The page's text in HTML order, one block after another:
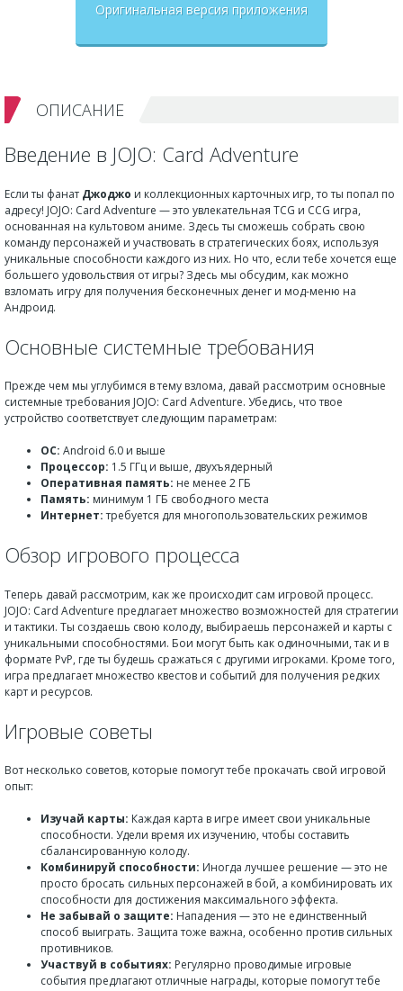
Оригинальная версия приложения
ОПИСАНИЕ
Введение в JOJO: Card Adventure
Если ты фанат Джоджо и коллекционных карточных игр, то ты попал по
адресу! JOJO: Card Adventure — это увлекательная TCG и CCG игра,
основанная на культовом аниме. Здесь ты сможешь собрать свою
команду персонажей и участвовать в стратегических боях, используя
уникальные способности каждого из них. Но что, если тебе хочется еще
большего удовольствия от игры? Здесь мы обсудим, как можно
взломать игру для получения бесконечных денег и мод-меню на
Андроид.
Основные системные требования
Прежде чем мы углубимся в тему взлома, давай рассмотрим основные
системные требования JOJO: Card Adventure. Убедись, что твое
устройство соответствует следующим параметрам:
ОС: Android 6.0 и выше
Процессор: 1.5 ГГц и выше, двухъядерный
Оперативная память: не менее 2 ГБ
Память: минимум 1 ГБ свободного места
Интернет:требуется для многопользовательских режимов
Обзор игрового процесса
Теперь давай рассмотрим, как же происходит сам игровой процесс.
JOJO: Card Adventure предлагает множество возможностей для стратегии
и тактики. Ты создаешь свою колоду, выбираешь персонажей и карты с
уникальными способностями. Бои могут быть как одиночными, так и в
формате PvP, где ты будешь сражаться с другими игроками. Кроме того,
игра предлагает множество квестов и событий для получения редких
карт и ресурсов.
Игровые советы
Вот несколько советов, которые помогут тебе прокачать свой игровой
опыт:
Изучай карты: Каждая карта в игре имеет свои уникальные
способности. Удели время их изучению, чтобы составить
сбалансированную колоду.
Комбинируй способности: Иногда лучшее решение — это не
просто бросать сильных персонажей в бой, а комбинировать их
способности для достижения максимального эффекта.
Не забывай о защите: Нападения — это не единственный
способ выиграть. Защита тоже важна, особенно против сильных
противников.
Участвуй в событиях: Регулярно проводимые игровые
события предлагают отличные награды, которые помогут тебе